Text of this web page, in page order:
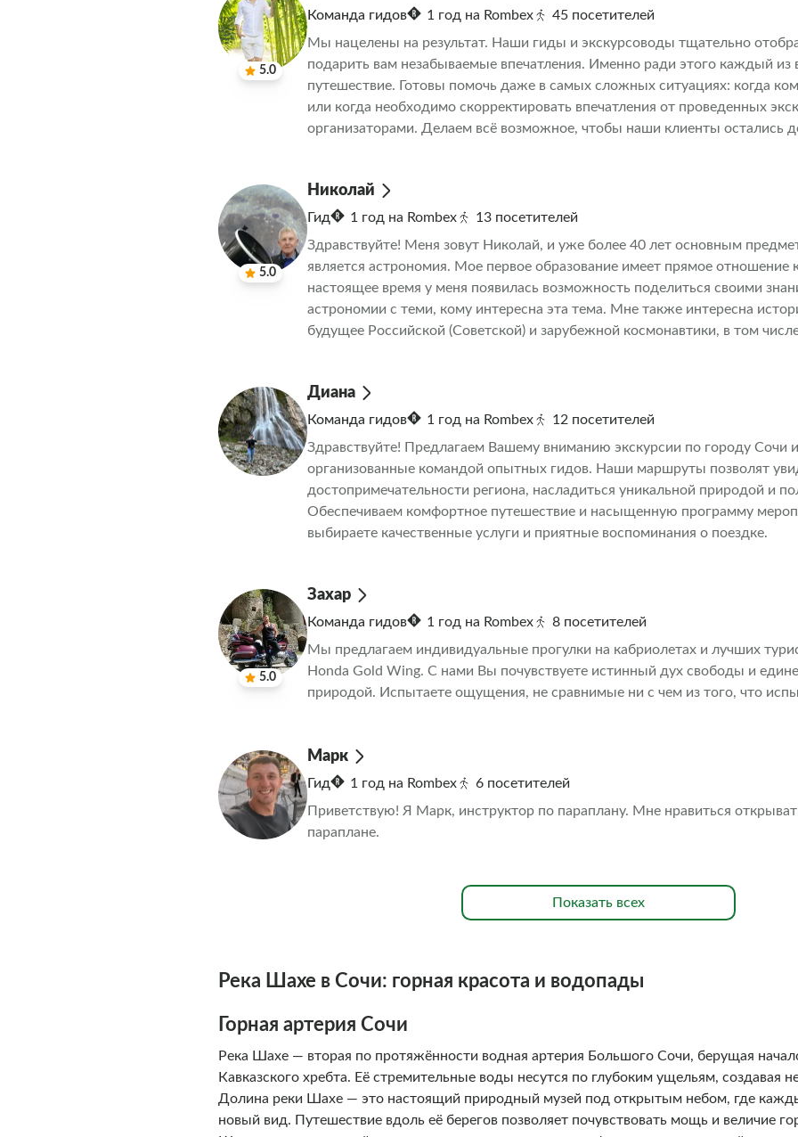
5.0
Команда гидов 1 год на Rombex
45 посетителей
Мы нацелены на результат. Наши гиды и экскурсоводы тщательно
подарить вам незабываемые впечатления. Именно ради этого каждый из
путешествие. Готовы помочь даже в самых сложных ситуациях: когда
или когда необходимо скорректировать впечатления от проведенных
организаторами. Делаем всё возможное, чтобы наши клиенты остались
5.0
Николай
Гид 1 год на Rombex
13 посетителей
Здравствуйте! Меня зовут Николай, и уже более 40 лет основным
является астрономия. Мое первое образование имеет прямое отношение
настоящее время у меня появилась возможность поделиться своими
астрономии с теми, кому интересна эта тема. Мне также интересна
будущее Российской (Советской) и зарубежной космонавтики, в том
Диана
Команда гидов 1 год на Rombex
12 посетителей
Здравствуйте! Предлагаем Вашему вниманию экскурсии по городу Сочи
организованные командой опытных гидов. Наши маршруты позволят
достопримечательности региона, насладиться уникальной природой и
Обеспечиваем комфортное путешествие и насыщенную программу
выбираете качественные услуги и приятные воспоминания о поездке.
5.0
Захар
Команда гидов 1 год на Rombex
8 посетителей
Мы предлагаем индивидуальные прогулки на кабриолетах и лучших
Honda Gold Wing. С нами Вы почувствуете истинный дух свободы и
природой. Испытаете ощущения, не сравнимые ни с чем из того, что
Марк
Гид 1 год на Rombex
6 посетителей
Приветствую! Я Марк, инструктор по параплану. Мне нравиться
параплане.
Показать всех
Река Шахе в Сочи: горная красота и водопады
Горная артерия Сочи
Река Шахе — вторая по протяжённости водная артерия Большого Сочи, берущая
Кавказского хребта. Её стремительные воды несутся по глубоким ущельям, создавая
Долина реки Шахе — это настоящий природный музей под открытым небом, где
новый вид. Путешествие вдоль её берегов позволяет почувствовать мощь и величие